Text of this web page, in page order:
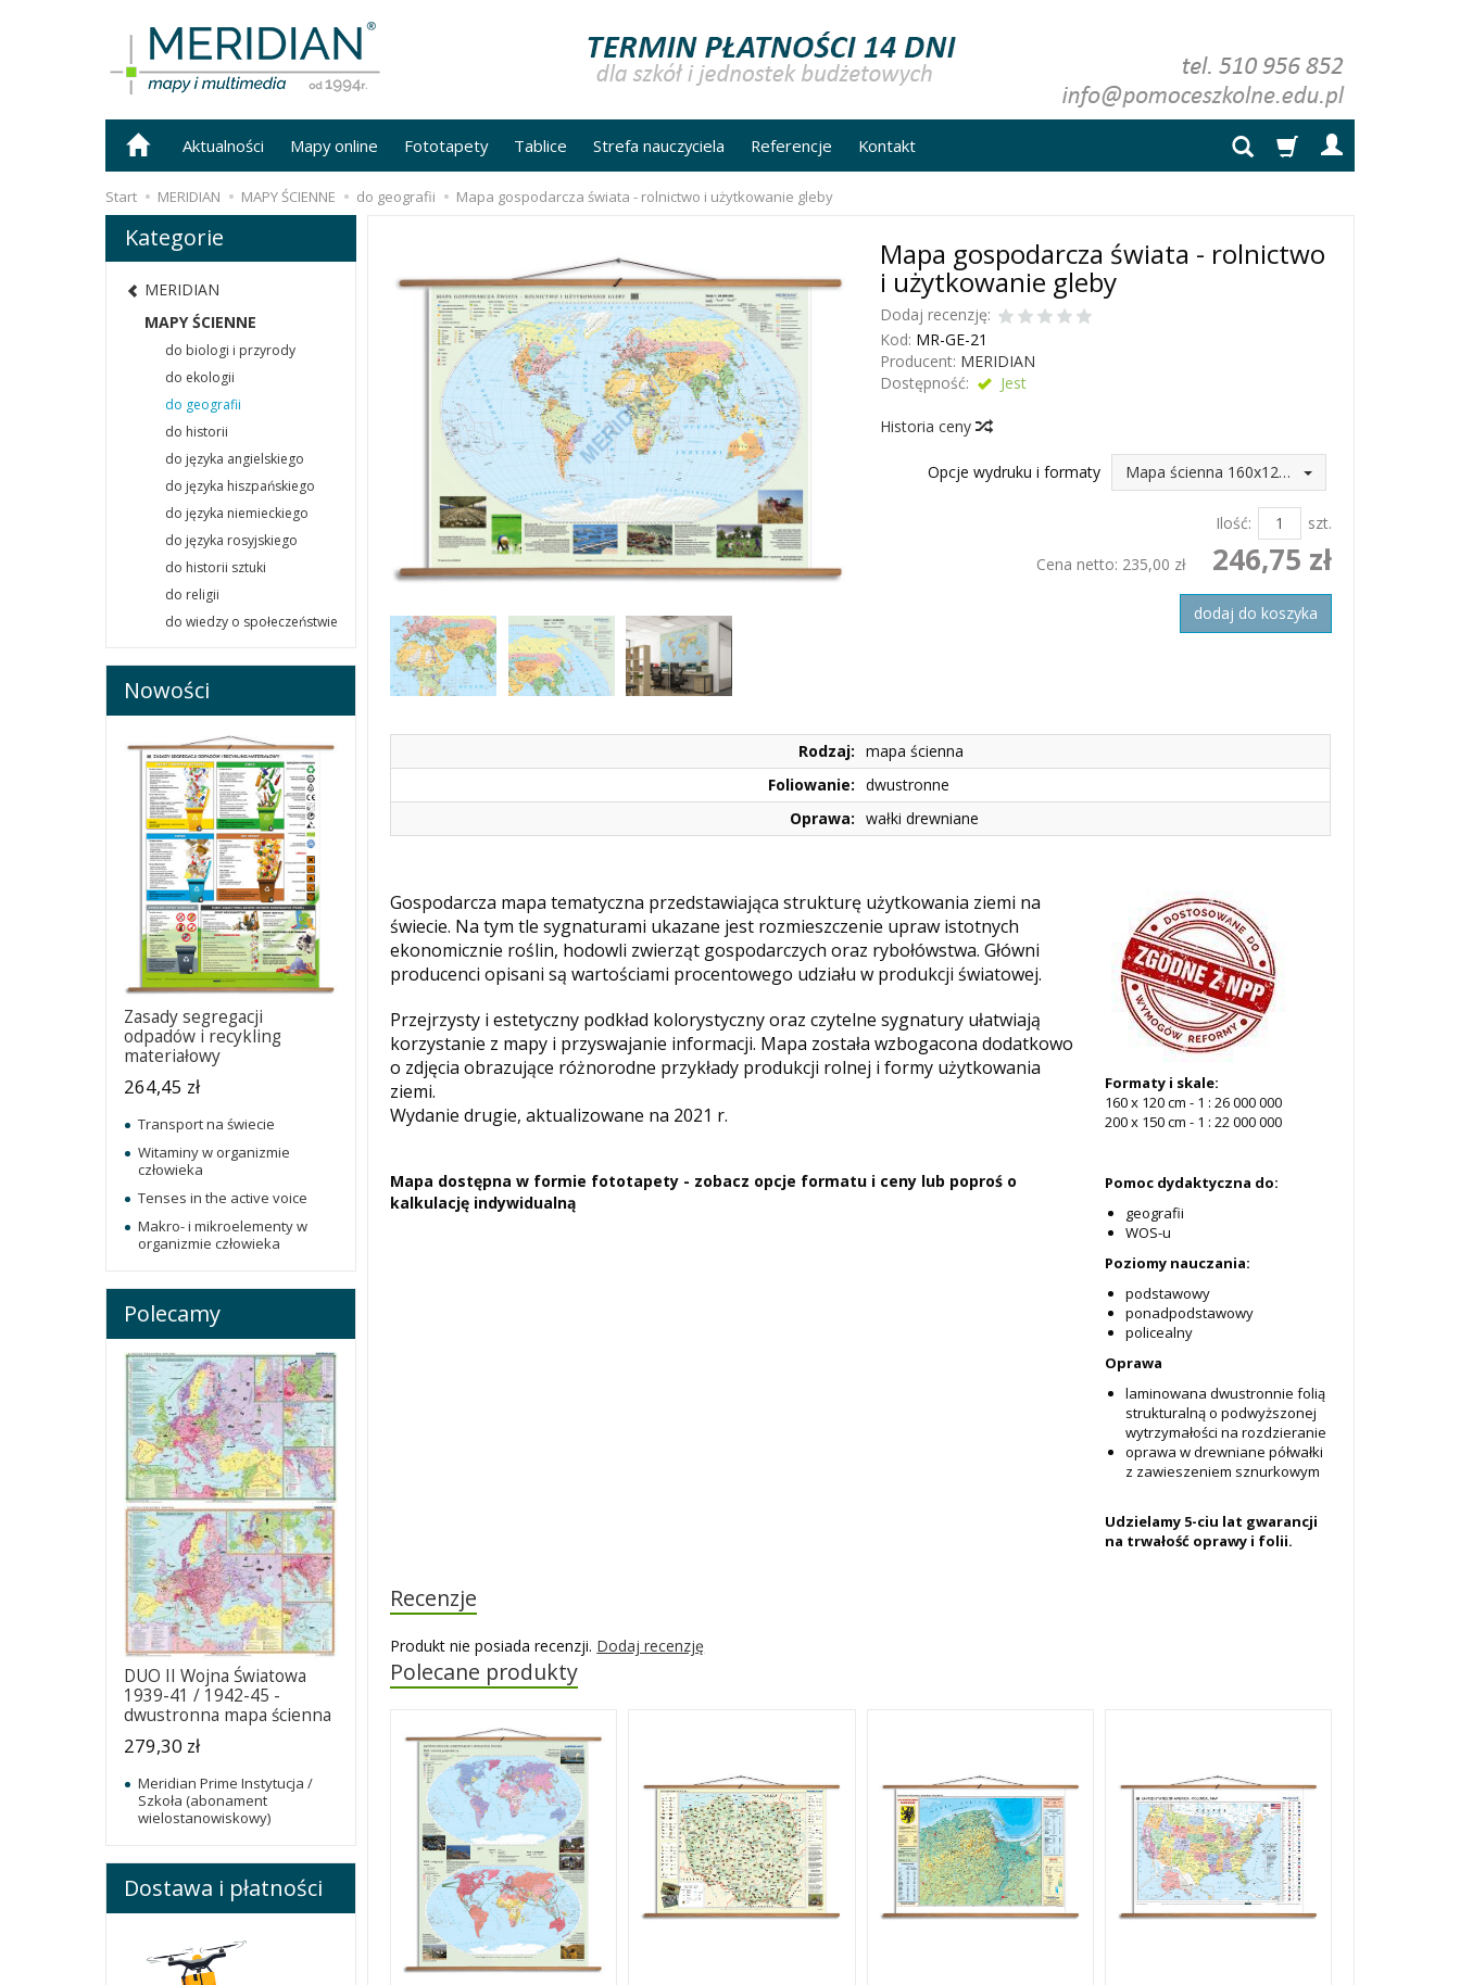
Aktualności Mapy online Fototapety Tablice Strefa nauczyciela Referencje Kontakt
Start MERIDIAN MAPY ŚCIENNE do geografii Mapa gospodarcza świata - rolnictwo i użytkowanie gleby
Mapa gospodarcza świata - rolnictwo
i użytkowanie gleby
Dodaj recenzję:
Kod: MR-GE-21
Producent: MERIDIAN
Dostępność:
Jest
Historia ceny
Opcje wydruku i formaty Mapa ścienna 160x120 (246,75 zł)
Ilość:
szt.
Cena netto: 235,00 zł 246,75 zł
dodaj do koszyka
Rodzaj: mapa ścienna
Foliowanie: dwustronne
Oprawa: wałki drewniane
Gospodarcza mapa tematyczna przedstawiająca strukturę użytkowania ziemi na
świecie. Na tym tle sygnaturami ukazane jest rozmieszczenie upraw istotnych
ekonomicznie roślin, hodowli zwierząt gospodarczych oraz rybołówstwa. Główni
producenci opisani są wartościami procentowego udziału w produkcji światowej.
Przejrzysty i estetyczny podkład kolorystyczny oraz czytelne sygnatury ułatwiają
korzystanie z mapy i przyswajanie informacji. Mapa została wzbogacona dodatkowo
o zdjęcia obrazujące różnorodne przykłady produkcji rolnej i formy użytkowania
ziemi.
Wydanie drugie, aktualizowane na 2021 r.
Mapa dostępna w formie fototapety - zobacz opcje formatu i ceny lub poproś o
kalkulację indywidualną
Formaty i skale:
160 x 120 cm - 1 : 26 000 000
200 x 150 cm - 1 : 22 000 000
Pomoc dydaktyczna do:
geografii
WOS-u
Poziomy nauczania:
podstawowy
ponadpodstawowy
policealny
Oprawa
laminowana dwustronnie folią
strukturalną o podwyższonej
wytrzymałości na rozdzieranie
oprawa w drewniane półwałki
z zawieszeniem sznurkowym
Udzielamy 5-ciu lat gwarancji
na trwałość oprawy i folii.
Recenzje
Produkt nie posiada recenzji. Dodaj recenzję
Polecane produkty
Kategorie
MERIDIAN
MAPY ŚCIENNE
do biologi i przyrody
do ekologii
do geografii
do historii
do języka angielskiego
do języka hiszpańskiego
do języka niemieckiego
do języka rosyjskiego
do historii sztuki
do religii
do wiedzy o społeczeństwie
Nowości
Zasady segregacji
odpadów i recykling
materiałowy
264,45 zł
Transport na świecie
Witaminy w organizmie
człowieka
Tenses in the active voice
Makro- i mikroelementy w
organizmie człowieka
Polecamy
DUO II Wojna Światowa
1939-41 / 1942-45 -
dwustronna mapa ścienna
279,30 zł
Meridian Prime Instytucja /
Szkoła (abonament
wielostanowiskowy)
Dostawa i płatności